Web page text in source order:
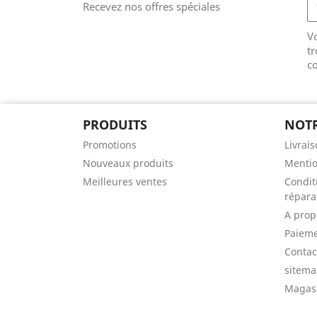
Recevez nos offres spéciales
PRODUITS
Promotions
Nouveaux produits
Meilleures ventes
A